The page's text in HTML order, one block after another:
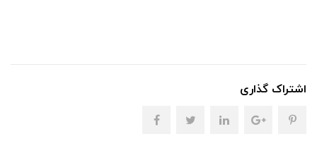
اشتراک گذاری